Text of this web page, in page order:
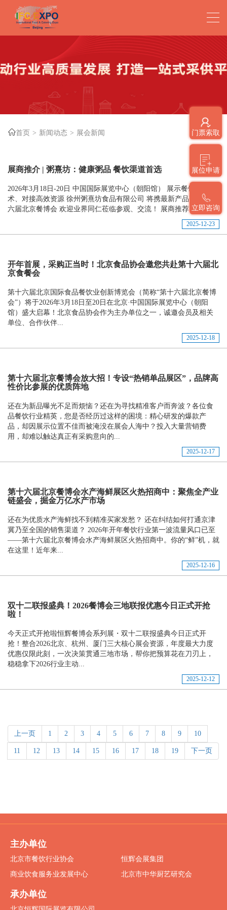
门票索取
展位申请
立即咨询
首页 新闻动态 展会新闻
展商推介 | 粥熹坊：健康粥品 餐饮渠道首选
2026年3月18日-20日 中国国际展览中心（朝阳馆） 展示餐饮前沿技
术、对接高效资源 徐州粥熹坊食品有限公司 将携最新产品亮相第十
六届北京餐博会 欢迎业界同仁莅临参观、交流！ 展商推荐...
2025-12-23
开年首展，采购正当时！北京食品协会邀您共赴第十六届北
京食餐会
第十六届北京国际食品餐饮业创新博览会（简称“第十六届北京餐博
会”）将于2026年3月18日至20日在北京·中国国际展览中心（朝阳
馆）盛大启幕！北京食品协会作为主办单位之一，诚邀会员及相关
单位、合作伙伴...
2025-12-18
第十六届北京餐博会放大招！专设“热销单品展区”，品牌高
性价比参展的优质阵地
还在为新品曝光不足而烦恼？还在为寻找精准客户而奔波？各位食
品餐饮行业精英，您是否经历过这样的困境：精心研发的爆款产
品，却因展示位置不佳而被淹没在展会人海中？投入大量营销费
用，却难以触达真正有采购意向的...
2025-12-17
第十六届北京餐博会水产海鲜展区火热招商中：聚焦全产业
链盛会，掘金万亿水产市场
还在为优质水产海鲜找不到精准买家发愁？ 还在纠结如何打通京津
冀乃至全国的销售渠道？ 2026年开年餐饮行业第一波流量风口已至
——第十六届北京餐博会水产海鲜展区火热招商中。你的“鲜”机，就
在这里！近年来...
2025-12-16
双十二联报盛典！2026餐博会三地联报优惠今日正式开抢
啦！
今天正式开抢啦恒辉餐博会系列展・双十二联报盛典今日正式开
抢！整合2026北京、杭州、厦门三大核心展会资源，年度最大力度
优惠仅限此刻，一次决策贯通三地市场，帮你把预算花在刀刃上，
稳稳拿下2026行业主动...
2025-12-12
上一页 1 2 3 4 5 6 7 8 9 10
11 12 13 14 15 16 17 18 19 下一页
主办单位
北京市餐饮行业协会
恒辉会展集团
商业饮食服务业发展中心
北京市中华厨艺研究会
承办单位